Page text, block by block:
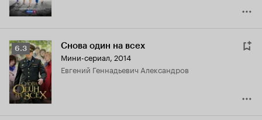
Рейтинг
Кинопоиска
6.3
6.3 Снова один на всех
Мини-сериал, 2014
Евгений Геннадьевич Александров